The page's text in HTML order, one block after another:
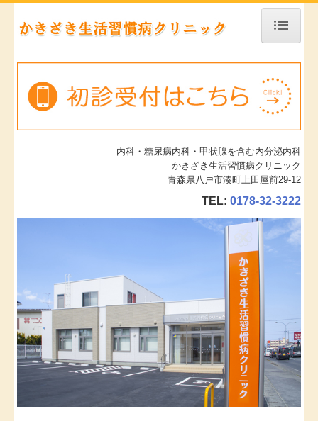
当院について
内科・糖尿病内科・甲状腺を含む内分泌内科
かきざき生活習慣病クリニック
青森県八戸市湊町上田屋前29-12
TEL: 0178-32-3222